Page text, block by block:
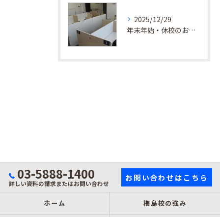
2025/12/29
年末年始・休校のお知らせ
03-5888-1400
詳しい資料の請求またはお問い合わせ
お問い合わせはこちら
ホーム 梅島校の強み